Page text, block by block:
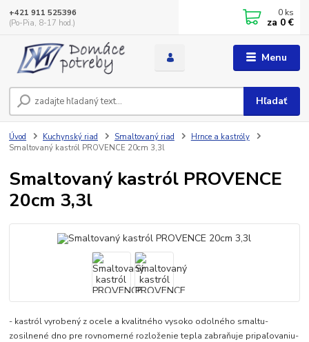
Menu
Hľadať
+421 911 525396
(Po-Pia, 8-17 hod.)
0 ks
za 0 €
Úvod Kuchynský riad Smaltovaný riad
Hrnce a kastróly
Smaltovaný kastról PROVENCE 20cm 3,3l
Smaltovaný kastról PROVENCE
20cm 3,3l
- kastról vyrobený z ocele a kvalitného vysoko odolného smaltu-
zosilnené dno pre rovnomerné rozloženie tepla zabraňuje pripaľovaniu-